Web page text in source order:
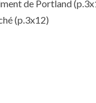
de Portland
(p.3x12)